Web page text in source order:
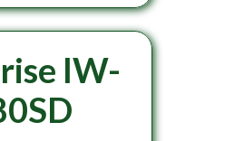
IW-